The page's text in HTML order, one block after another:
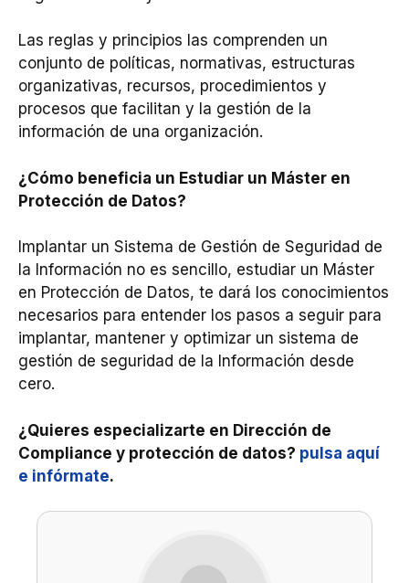
Las reglas y principios las comprenden un
conjunto de políticas, normativas, estructuras
organizativas, recursos, procedimientos y
procesos que facilitan y la gestión de la
información de una organización.
¿Cómo beneficia un Estudiar un Máster en
Protección de Datos?
Implantar un Sistema de Gestión de Seguridad de
la Información no es sencillo, estudiar un Máster
en Protección de Datos, te dará los conocimientos
necesarios para entender los pasos a seguir para
implantar, mantener y optimizar un sistema de
gestión de seguridad de la Información desde
cero.
¿Quieres especializarte en Dirección de
Compliance y protección de datos? pulsa aquí
e infórmate.